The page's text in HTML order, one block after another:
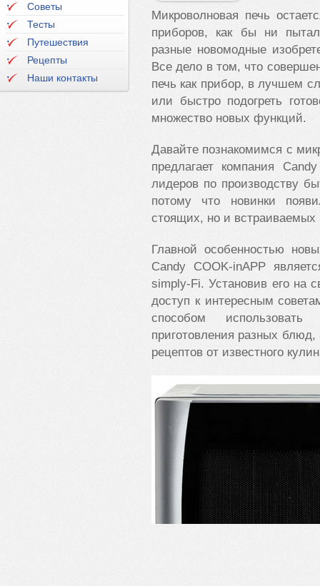
Советы
Тесты
Путешествия
Рецепты
Наши контакты
Микроволновая печь
приборов, как бы ни
разные новомодные
Все дело в том, что
печь как прибор, в лучшем
или быстро подогреть
множество новых функций.
Давайте познакомимся с
предлагает компания
лидеров по производству
потому что новинки
стоящих, но и встраиваемых
Главной особенностью
Candy COOK-inAPP
simply-Fi. Установив его на
доступ к интересным
способом
приготовления разных
рецептов от известного